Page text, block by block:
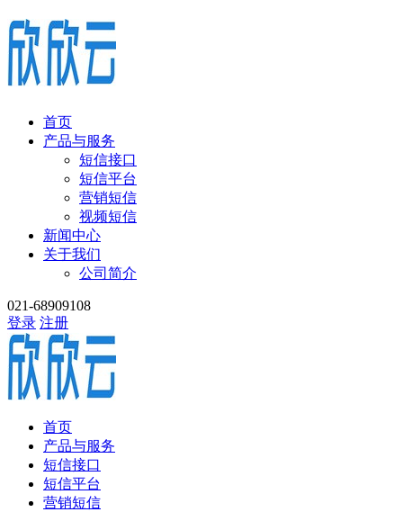
首页
产品与服务
短信接口
短信平台
营销短信
视频短信
新闻中心
关于我们
公司简介
021-68909108
登录 注册
首页
产品与服务
短信接口
短信平台
营销短信